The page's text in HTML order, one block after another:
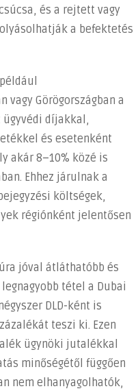
és a rejtett vagy
a befektetés
vagy Görögországban a
díjakkal,
és esetenként
akár 8–10% közé is
Ehhez járulnak a
költségek,
régiónként jelentősen
jóval átláthatóbb és
tétel a Dubai
DLD-ként is
teszi ki. Ezen
ügynöki jutalékkal
minőségétől függően
nem elhanyagolhatók,